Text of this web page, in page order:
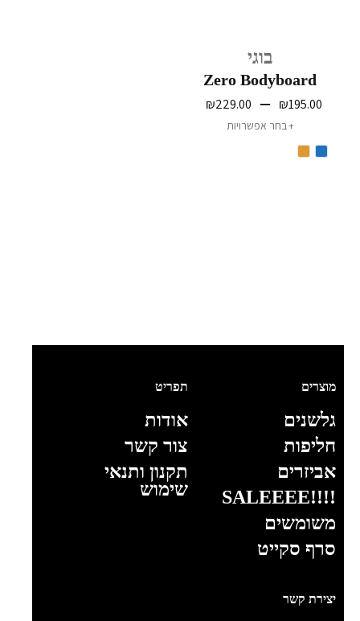
בוגי
Zero Bodyboard
₪195.00
–
₪229.00
בחר אפשרויות
מוצרים
גלשנים
חליפות
אביזרים
!!!!SALEEEE
משומשים
סרף סקייט
תפריט
אודות
צור קשר
תקנון ותנאי
שימוש
יצירת קשר